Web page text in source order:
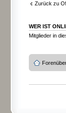
Zurück zu
WER IST
Mitglieder in